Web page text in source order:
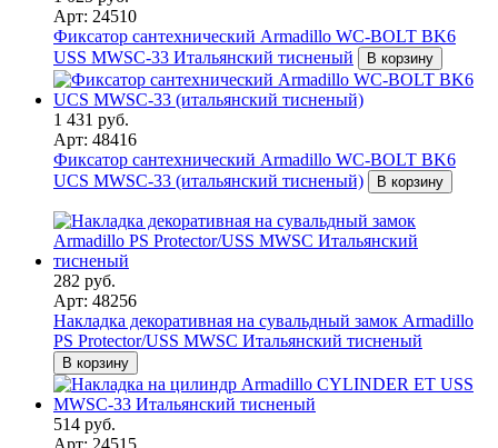
Арт: 24510
Фиксатор сантехнический Armadillo WC-BOLT BK6
USS MWSC-33 Итальянский тисненый
В корзину
1 431 руб.
Арт: 48416
Фиксатор сантехнический Armadillo WC-BOLT BK6
UCS MWSC-33 (итальянский тисненый)
В корзину
282 руб.
Арт: 48256
Накладка декоративная на сувальдный замок Armadillo
PS Protector/USS MWSC Итальянский тисненый
В корзину
514 руб.
Арт: 24515